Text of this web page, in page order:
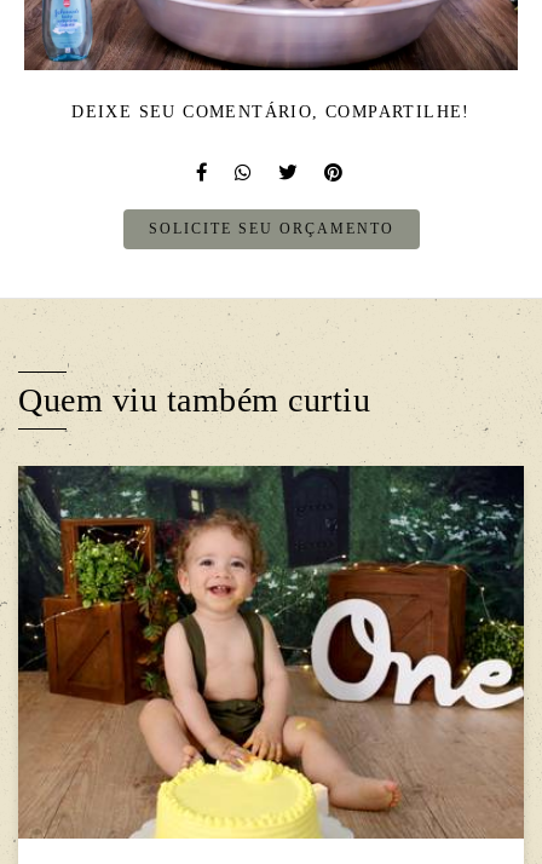
DEIXE SEU COMENTÁRIO, COMPARTILHE!
SOLICITE SEU ORÇAMENTO
Quem viu também curtiu